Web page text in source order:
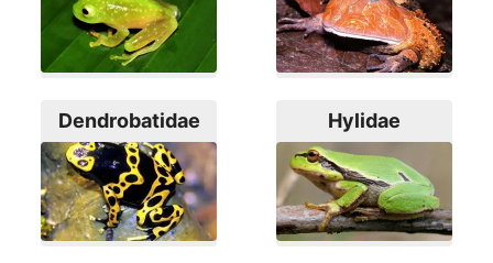
Dendrobatidae Hylidae